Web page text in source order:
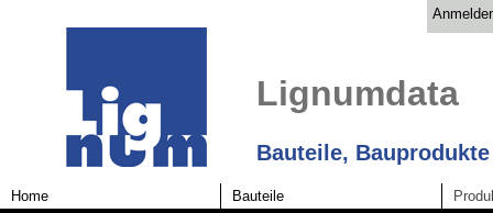
Lignumdata
Bauteile,
Home Bauteile